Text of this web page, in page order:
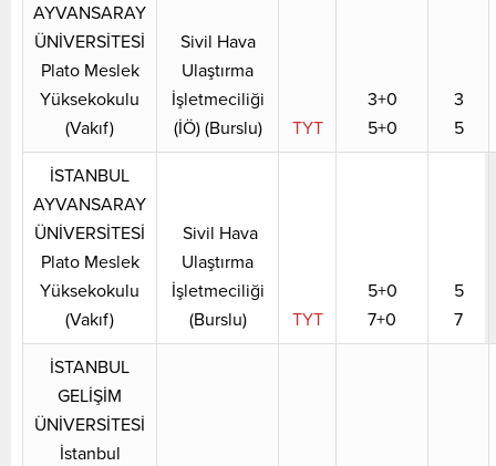
AYVANSARAY
ÜNİVERSİTESİ
Plato Meslek
Yüksekokulu
(Vakıf)
Sivil Hava
Ulaştırma
İşletmeciliği
(İÖ) (Burslu)
TYT
3+0
5+0
3
5
İSTANBUL
AYVANSARAY
ÜNİVERSİTESİ
Plato Meslek
Yüksekokulu
(Vakıf)
Sivil Hava
Ulaştırma
İşletmeciliği
(Burslu)
TYT
5+0
7+0
5
7
İSTANBUL
GELİŞİM
ÜNİVERSİTESİ
İstanbul